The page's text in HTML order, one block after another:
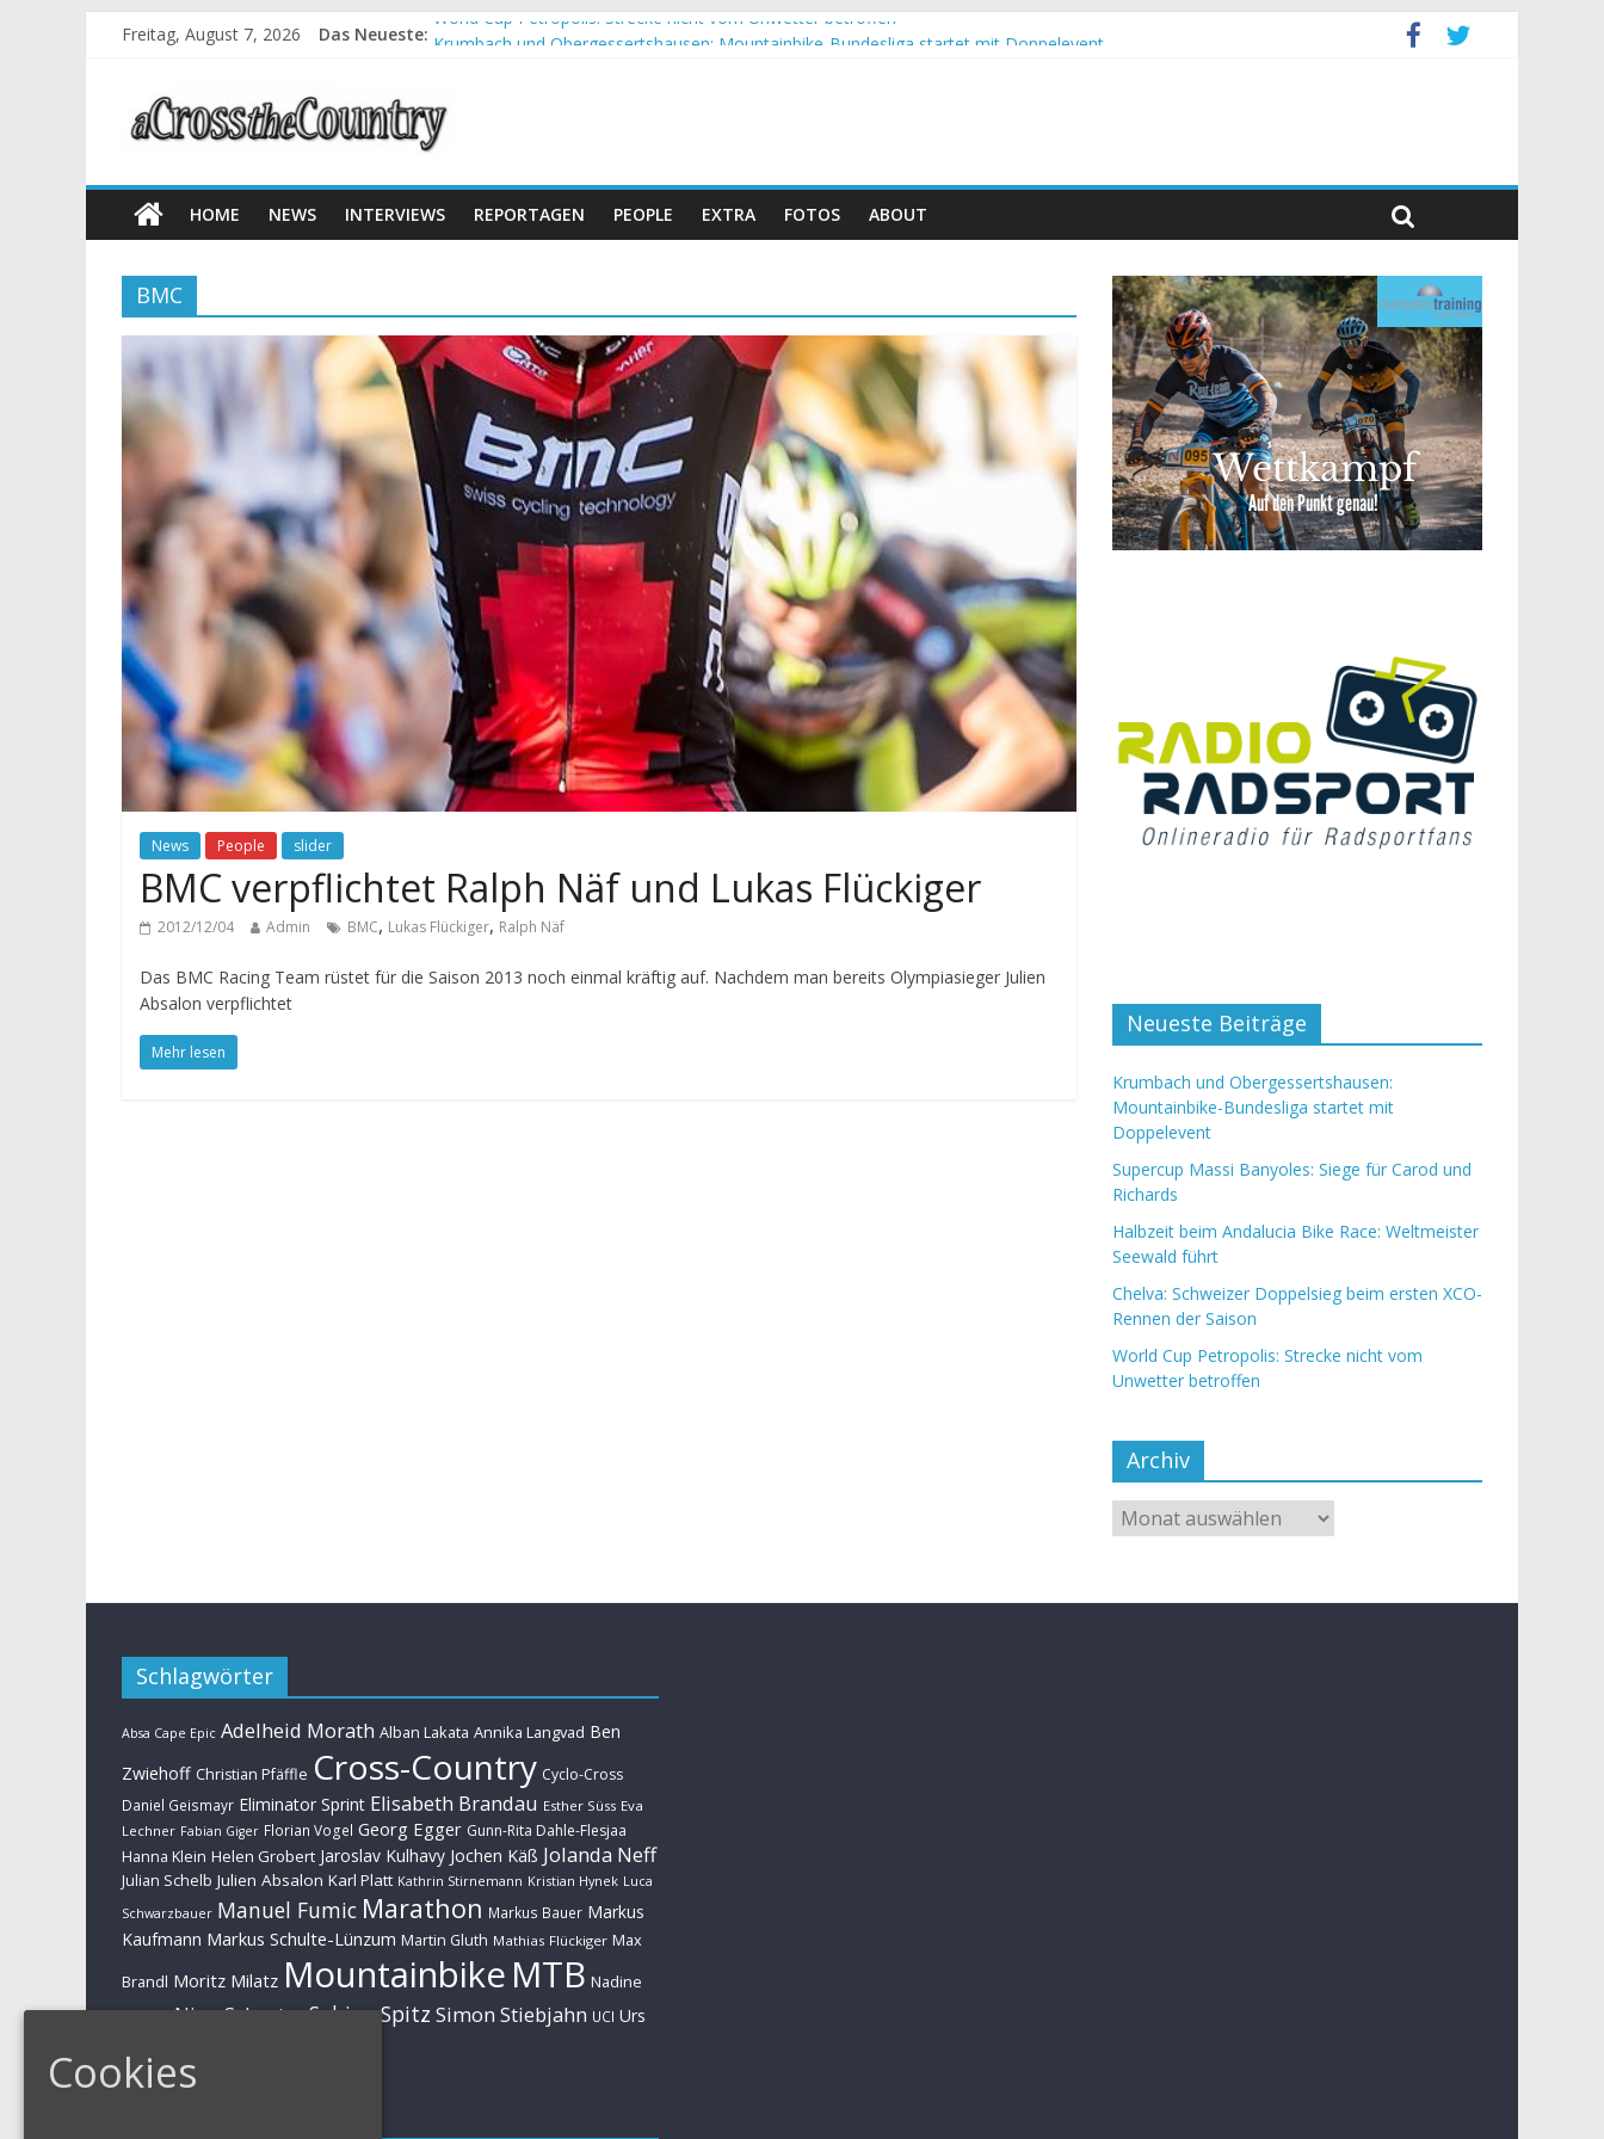
Freitag, August 7, 2026 Das Neueste: World Cup Petropolis: Strecke nicht vom Unwetter betroffen
Halbzeit beim Andalucia Bike Race: Weltmeister Seewald führt
Chelva: Schweizer Doppelsieg beim ersten XCO-Rennen der Saison
HOME NEWS INTERVIEWS REPORTAGEN PEOPLE EXTRA FOTOS ABOUT
BMC
News People slider
BMC verpflichtet Ralph Näf und Lukas Flückiger
2012/12/04 Admin BMC, Lukas Flückiger, Ralph Näf
Das BMC Racing Team rüstet für die Saison 2013 noch einmal kräftig auf. Nachdem man bereits Olympiasieger Julien
Absalon verpflichtet
Mehr lesen
Neueste Beiträge
Krumbach und Obergessertshausen:
Mountainbike-Bundesliga startet mit
Doppelevent
Supercup Massi Banyoles: Siege für Carod und
Richards
Halbzeit beim Andalucia Bike Race: Weltmeister
Seewald führt
Chelva: Schweizer Doppelsieg beim ersten XCO-
Rennen der Saison
World Cup Petropolis: Strecke nicht vom
Unwetter betroffen
Archiv
Schlagwörter
Absa Cape Epic Adelheid Morath Alban Lakata Annika Langvad Ben
Zwiehoff Christian Pfäffle Cross-Country Cyclo-Cross
Daniel Geismayr Eliminator Sprint Elisabeth Brandau Esther Süss Eva
Lechner Fabian Giger Florian Vogel Georg Egger Gunn-Rita Dahle-Flesjaa
Hanna Klein Helen Grobert Jaroslav Kulhavy Jochen Käß Jolanda Neff
Julian Schelb Julien Absalon Karl Platt Kathrin Stirnemann Kristian Hynek Luca
Schwarzbauer Manuel Fumic Marathon Markus Bauer Markus
Kaufmann Markus Schulte-Lünzum Martin Gluth Mathias Flückiger Max
Brandl Moritz Milatz Mountainbike MTB Nadine
Rieder Nino SchurterSabine Spitz Simon Stiebjahn UCI Urs
Cookies